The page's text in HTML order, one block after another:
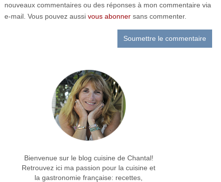
nouveaux commentaires ou des réponses à mon commentaire via
e-mail. Vous pouvez aussi vous abonnersans commenter.
Bienvenue sur le blog cuisine de Chantal!
Retrouvez ici ma passion pour la cuisine et
la gastronomie française: recettes,